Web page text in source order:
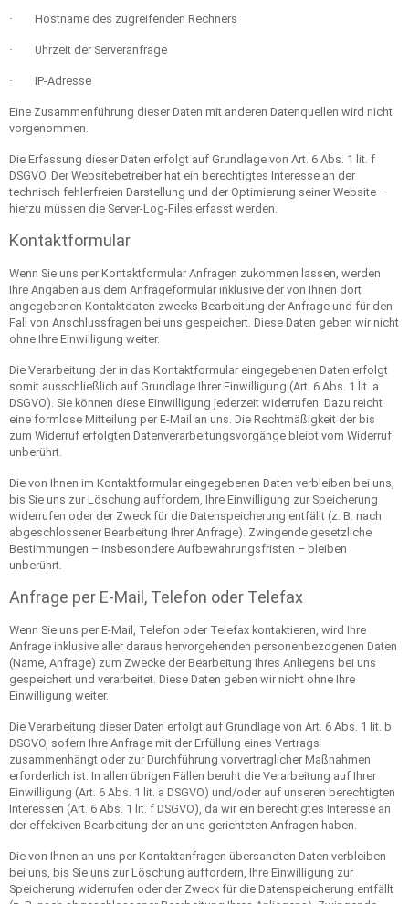
· Hostname des zugreifenden Rechners
· Uhrzeit der Serveranfrage
· IP-Adresse
Eine Zusammenführung dieser Daten mit anderen Datenquellen wird nicht
vorgenommen.
Die Erfassung dieser Daten erfolgt auf Grundlage von Art. 6 Abs. 1 lit. f
DSGVO. Der Websitebetreiber hat ein berechtigtes Interesse an der
technisch fehlerfreien Darstellung und der Optimierung seiner Website –
hierzu müssen die Server-Log-Files erfasst werden.
Kontaktformular
Wenn Sie uns per Kontaktformular Anfragen zukommen lassen, werden
Ihre Angaben aus dem Anfrageformular inklusive der von Ihnen dort
angegebenen Kontaktdaten zwecks Bearbeitung der Anfrage und für den
Fall von Anschlussfragen bei uns gespeichert. Diese Daten geben wir nicht
ohne Ihre Einwilligung weiter.
Die Verarbeitung der in das Kontaktformular eingegebenen Daten erfolgt
somit ausschließlich auf Grundlage Ihrer Einwilligung (Art. 6 Abs. 1 lit. a
DSGVO). Sie können diese Einwilligung jederzeit widerrufen. Dazu reicht
eine formlose Mitteilung per E-Mail an uns. Die Rechtmäßigkeit der bis
zum Widerruf erfolgten Datenverarbeitungsvorgänge bleibt vom Widerruf
unberührt.
Die von Ihnen im Kontaktformular eingegebenen Daten verbleiben bei uns,
bis Sie uns zur Löschung auffordern, Ihre Einwilligung zur Speicherung
widerrufen oder der Zweck für die Datenspeicherung entfällt (z. B. nach
abgeschlossener Bearbeitung Ihrer Anfrage). Zwingende gesetzliche
Bestimmungen – insbesondere Aufbewahrungsfristen – bleiben
unberührt.
Anfrage per E-Mail, Telefon oder Telefax
Wenn Sie uns per E-Mail, Telefon oder Telefax kontaktieren, wird Ihre
Anfrage inklusive aller daraus hervorgehenden personenbezogenen Daten
(Name, Anfrage) zum Zwecke der Bearbeitung Ihres Anliegens bei uns
gespeichert und verarbeitet. Diese Daten geben wir nicht ohne Ihre
Einwilligung weiter.
Die Verarbeitung dieser Daten erfolgt auf Grundlage von Art. 6 Abs. 1 lit. b
DSGVO, sofern Ihre Anfrage mit der Erfüllung eines Vertrags
zusammenhängt oder zur Durchführung vorvertraglicher Maßnahmen
erforderlich ist. In allen übrigen Fällen beruht die Verarbeitung auf Ihrer
Einwilligung (Art. 6 Abs. 1 lit. a DSGVO) und/oder auf unseren berechtigten
Interessen (Art. 6 Abs. 1 lit. f DSGVO), da wir ein berechtigtes Interesse an
der effektiven Bearbeitung der an uns gerichteten Anfragen haben.
Die von Ihnen an uns per Kontaktanfragen übersandten Daten verbleiben
bei uns, bis Sie uns zur Löschung auffordern, Ihre Einwilligung zur
Speicherung widerrufen oder der Zweck für die Datenspeicherung entfällt